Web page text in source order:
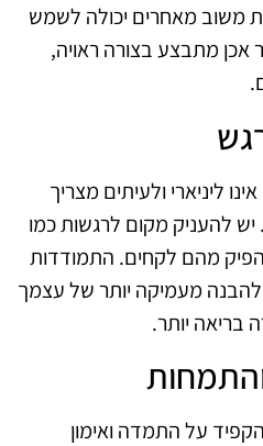
משוב מאחרים יכולה לשמש
אכן מתבצע בצורה ראויה,
ליניארי ולעיתים מצריך
להעניק מקום לרגשות כמו
מהם לקחים. התמודדות
להבנה מעמיקה יותר של עצמך
בריאה יותר.
על התמדה ואימון